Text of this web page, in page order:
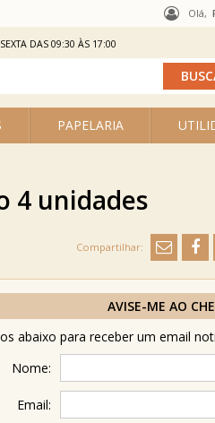
Olá,
PAPELARIA
DAS 09:30 ÀS 17:00
4 unidades
AVISE-ME AO
abaixo para receber um email
Nome:
Email: